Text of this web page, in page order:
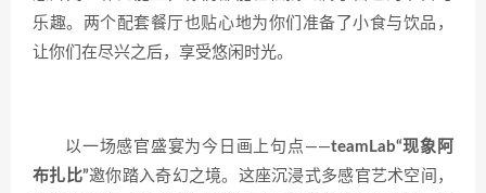
乐趣。两个配套餐厅也贴心地为你们准备了小食与饮品，
让你们在尽兴之后，享受悠闲时光。
以一场感官盛宴为今日画上句点——teamLab“现象阿
布扎比”邀你踏入奇幻之境。这座沉浸式多感官艺术空间，